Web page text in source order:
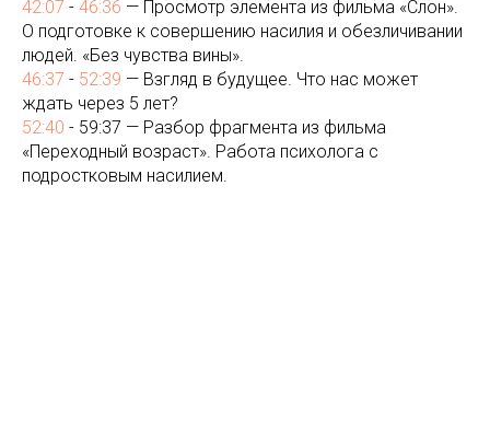
42:07 - 46:36 — Просмотр элемента из фильма «Слон».
О подготовке к совершению насилия и обезличивании
людей. «Без чувства вины».
46:37 - 52:39 — Взгляд в будущее. Что нас может
ждать через 5 лет?
52:40 - 59:37 — Разбор фрагмента из фильма
«Переходный возраст». Работа психолога с
подростковым насилием.